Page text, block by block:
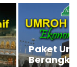
Paket